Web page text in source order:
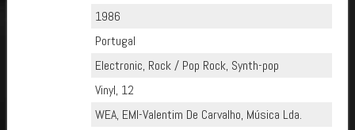
1986
Portugal
Electronic, Rock / Pop Rock, Synth-pop
Vinyl, 12
WEA, EMI-Valentim De Carvalho, Música Lda.